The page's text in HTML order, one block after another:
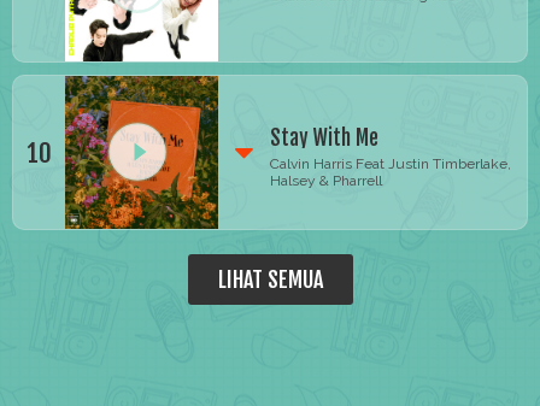
10 Stay With Me
Calvin Harris Feat Justin Timberlake,
Halsey & Pharrell
LIHAT SEMUA